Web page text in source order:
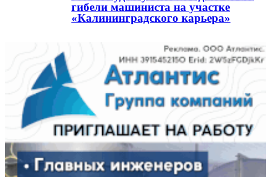
гибели машиниста на участке
«Калининградского карьера»